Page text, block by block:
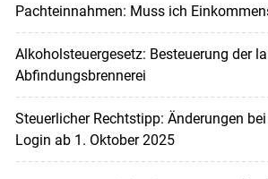
Pachteinnahmen: Muss ich
Alkoholsteuergesetz: Besteuerung der
Abfindungsbrennerei
Steuerlicher Rechtstipp: Änderungen
Login ab 1. Oktober 2025